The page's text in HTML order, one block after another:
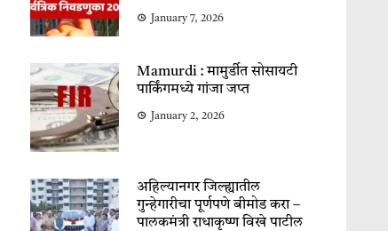
January 7, 2026
Mamurdi : मामुर्डीत सोसायटी
पार्किंगमध्ये गांजा जप्त
January 2, 2026
अहिल्यानगर जिल्ह्यातील
गुन्हेगारीचा पूर्णपणे बीमोड करा –
पालकमंत्री राधाकृष्ण विखे पाटील